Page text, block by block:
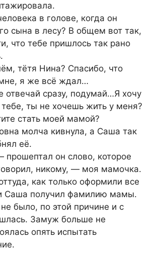
в голове, когда он
сына в лесу? В общем вот так,
что тебе пришлось так рано
тётя Нина? Спасибо, что
я же всё ждал…
сразу, подумай…Я хочу
ты не хочешь жить у меня?
стать моей мамой?
молча кивнула, а Саша так
её.
он слово, которое
никому, — моя мамочка.
как только оформили все
Саша получил фамилию мамы.
было, по этой причине и с
Замуж больше не
опять испытать